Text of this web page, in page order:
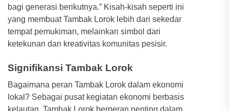
bagi generasi berikutnya.” Kisah-kisah seperti ini
yang membuat Tambak Lorok lebih dari sekedar
tempat pemukiman, melainkan simbol dari
ketekunan dan kreativitas komunitas pesisir.
Signifikansi Tambak Lorok
Bagaimana peran Tambak Lorok dalam ekonomi
lokal? Sebagai pusat kegiatan ekonomi berbasis
kelautan, Tambak Lorok berperan penting dalam